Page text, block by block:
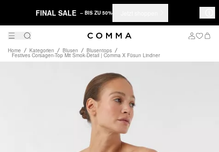
FINAL SALE – BIS ZU 50%
Home Kategorien Blusen Blusentops
Festives Corsagen-Top Mit Smok-Detail | Comma X Füsun Lindner